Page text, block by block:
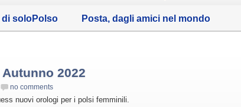
di soloPolso Posta, dagli amici nel mondo
2022
no comments
nuovi orologi per i polsi femminili.